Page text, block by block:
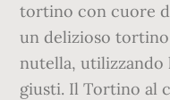
tortino con cuore
un delizioso
nutella,
giusti. Il Tortino al